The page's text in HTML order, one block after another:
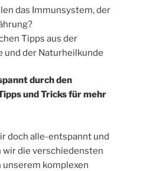
das Immunsystem, der
Tipps aus der
und der Naturheilkunde
durch den
und Tricks für mehr
doch alle-entspannt und
wir die verschiedensten
komplexen